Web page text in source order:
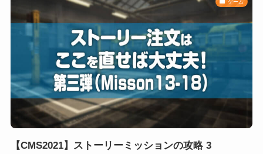
ゲーム
【CMS2021】ストーリーミッションの攻略 3